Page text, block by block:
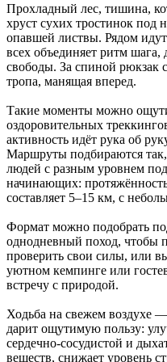
Прохладный лес, тишина,
хруст сухих тростинок под
опавшей листвы. Рядом
всех объединяет ритм
свободы. За спиной рюкзак
тропа, манящая вперед.
Такие моменты можно
оздоровительных
активность идёт рука об
Маршруты подбираются
людей с разным уровнем
начинающих:
составляет 5–15 км, с
Формат можно подобрать
однодневный поход, чтобы
проверить свои силы, или
уютном кемпинге или
встречу с природой.
Ходьба на свежем воздухе
дарит ощутимую пользу:
сердечно‑сосудистой и
веществ, снижает уровень